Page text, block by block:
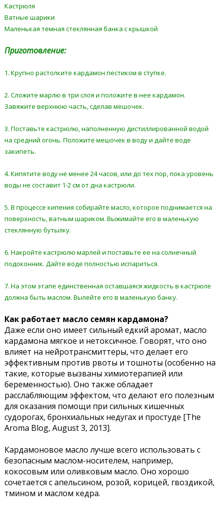
Кастрюля
Ватные шарики
Маленькая темная стеклянная банка с крышкой
Приготовление:
1. Крупно растолките кардамон пестиком в ступке.
2. Сложите марлю в три слоя и положите в нее кардамон.
Завяжите верхнюю часть, сделав мешочек.
3. Поставьте кастрюлю, наполненную дистиллированной водой
на средний огонь. Положите мешочек в воду и дайте воде
закипеть.
4. Кипятите воду не менее 24 часов, или до тех пор, пока уровень
воды не составит 1-2 см от дна кастрюли.
5. В процессе кипения собирайте масло, которое поднимается на
поверхность, ватным шариком. Выжимайте его в маленькую
стеклянную бутылку.
6. Накройте кастрюлю марлей и поставьте ее на солнечный
подоконник. Дайте воде полностью испариться.
7. На этом этапе единственная оставшаяся жидкость в кастрюле
должна быть маслом. Вылейте его в маленькую банку.
Как работает масло семян кардамона?
Даже если оно имеет сильный едкий аромат, масло
кардамона мягкое и нетоксичное. Говорят, что оно
влияет на нейротрансмиттеры, что делает его
эффективным против рвоты и тошноты (особенно на
такие, которые вызваны химиотерапией или
беременностью). Оно также обладает
расслабляющим эффектом, что делают его полезным
для оказания помощи при сильных кишечных
судорогах, бронхиальных недугах и простуде [The
Aroma Blog, August 3, 2013].
Кардамоновое масло лучше всего использовать c
безопасным маслом-носителем, например,
кокосовым или оливковым масло. Оно хорошо
сочетается с апельсином, розой, корицей, гвоздикой,
тмином и маслом кедра.